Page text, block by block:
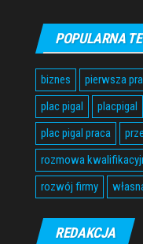
POPULARNA
biznes pierwsza
plac pigal
placpigal
plac pigal praca
rozmowa
rozwój firmy
REDAKCJA